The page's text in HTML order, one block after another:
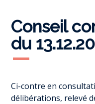
Conseil
du
Ci-contre en
délibérations, relevé